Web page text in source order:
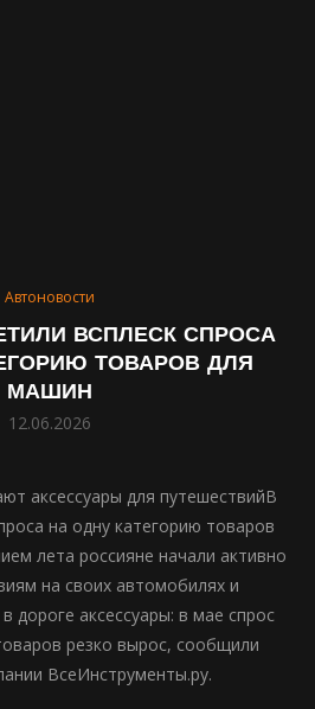
Автоновости
ВСПЛЕСК СПРОСА
ТОВАРОВ ДЛЯ
МАШИН
12.06.2026
аксессуары для путешествийВ
на одну категорию товаров
лета россияне начали активно
на своих автомобилях и
дороге аксессуары: в мае спрос
резко вырос, сообщили
ВсеИнструменты.ру.